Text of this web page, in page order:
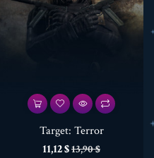
Target: Terror
Preis
11,12 $Verkaufspreis
13,90 $